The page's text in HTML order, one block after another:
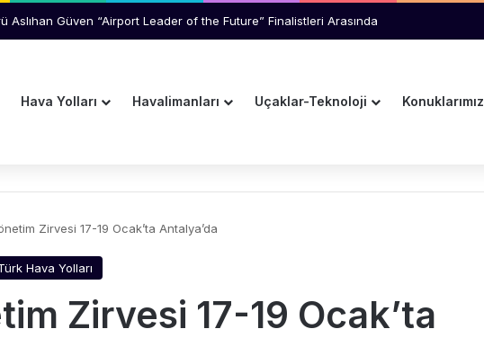
Uçağı Kaçıran Yolcu Kriz Çıkardı
Hava Yolları Havalimanları Uçaklar-Teknoloji Konuklarımız
Zirvesi 17-19 Ocak’ta Antalya’da
Hava Yolları
Zirvesi 17-19 Ocak’ta